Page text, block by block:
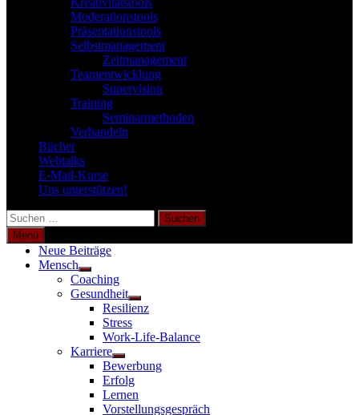
Moderationstools
Präsentationstools
Selbstmanagement
Zeitmanagement
Teamentwicklung
Supervision
Training
Seminarmethoden
Verhandeln
Bücher
Webtalks
E-Mail-Kurse
Uns unterstützen!
Suchen
nach:
Menü
Neue Beiträge
Mensch
Untermenü
anzeigen
Coaching
Gesundheit
Untermenü
anzeigen
Resilienz
Stress
Work-Life-Balance
Karriere
Untermenü
anzeigen
Bewerbung
Erfolg
Lernen
Vorstellungsgespräch